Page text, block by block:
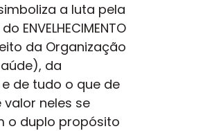
a luta pela
ENVELHECIMENTO
da Organização
da
de tudo o que de
neles se
o duplo propósito